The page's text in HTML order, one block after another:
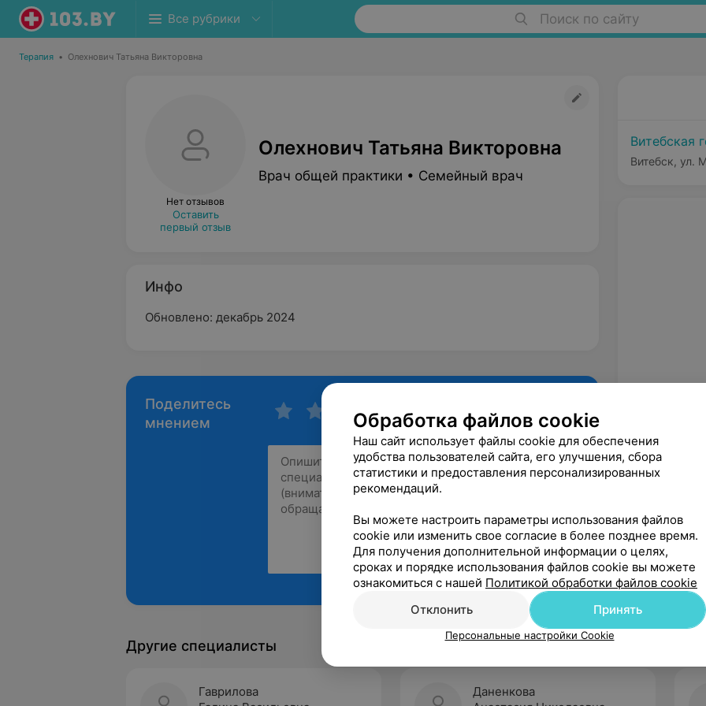
Все рубрики Поиск по сайту
Терапия • Олехнович Татьяна Викторовна
Нет отзывов
Оставить
первый отзыв
Олехнович Татьяна Викторовна
Врач общей практики • Семейный врач
Инфо
Обновлено: декабрь 2024
Поделитесь
мнением
Рекомендую
Витебская
Витебск, ул.
Другие специалисты
Гаврилова
Даненкова
Обработка файлов cookie
Наш сайт использует файлы cookie для обеспечения
удобства пользователей сайта, его улучшения, сбора
статистики и предоставления персонализированных
рекомендаций.
Вы можете настроить параметры использования файлов
cookie или изменить свое согласие в более позднее время.
Для получения дополнительной информации о целях,
сроках и порядке использования файлов cookie вы можете
ознакомиться с нашей Политикой обработки файлов cookie
Отклонить
Принять
Персональные настройки Cookie